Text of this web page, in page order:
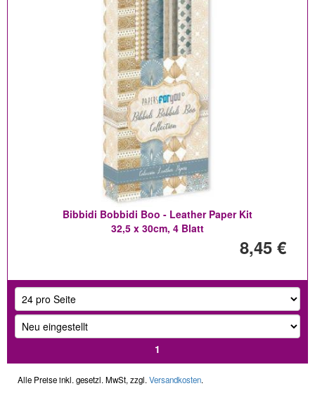
Bibbidi Bobbidi Boo - Leather Paper Kit
32,5 x 30cm, 4 Blatt
8,45 €
1
Alle Preise inkl. gesetzl. MwSt, zzgl. Versandkosten.